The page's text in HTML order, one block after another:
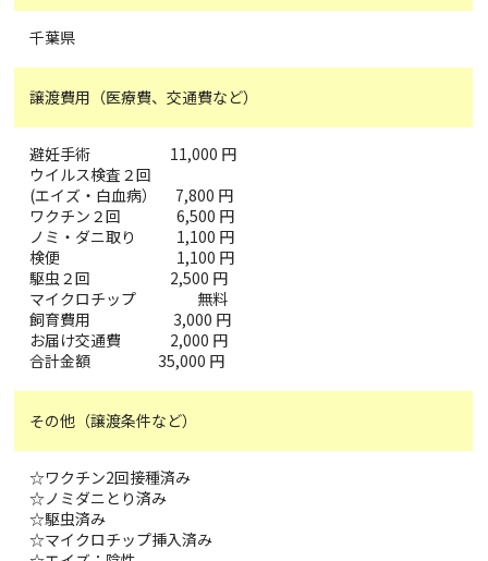
千葉県
譲渡費用（医療費、交通費など）
避妊手術 11,000 円
ウイルス検査２回
(エイズ・白血病） 7,800 円
ワクチン２回 6,500 円
ノミ・ダニ取り 1,100 円
検便 1,100 円
駆虫２回 2,500 円
マイクロチップ 無料
飼育費用 3,000 円
お届け交通費 2,000 円
合計金額 35,000 円
その他（譲渡条件など）
☆ワクチン2回接種済み
☆ノミダニとり済み
☆駆虫済み
☆マイクロチップ挿入済み